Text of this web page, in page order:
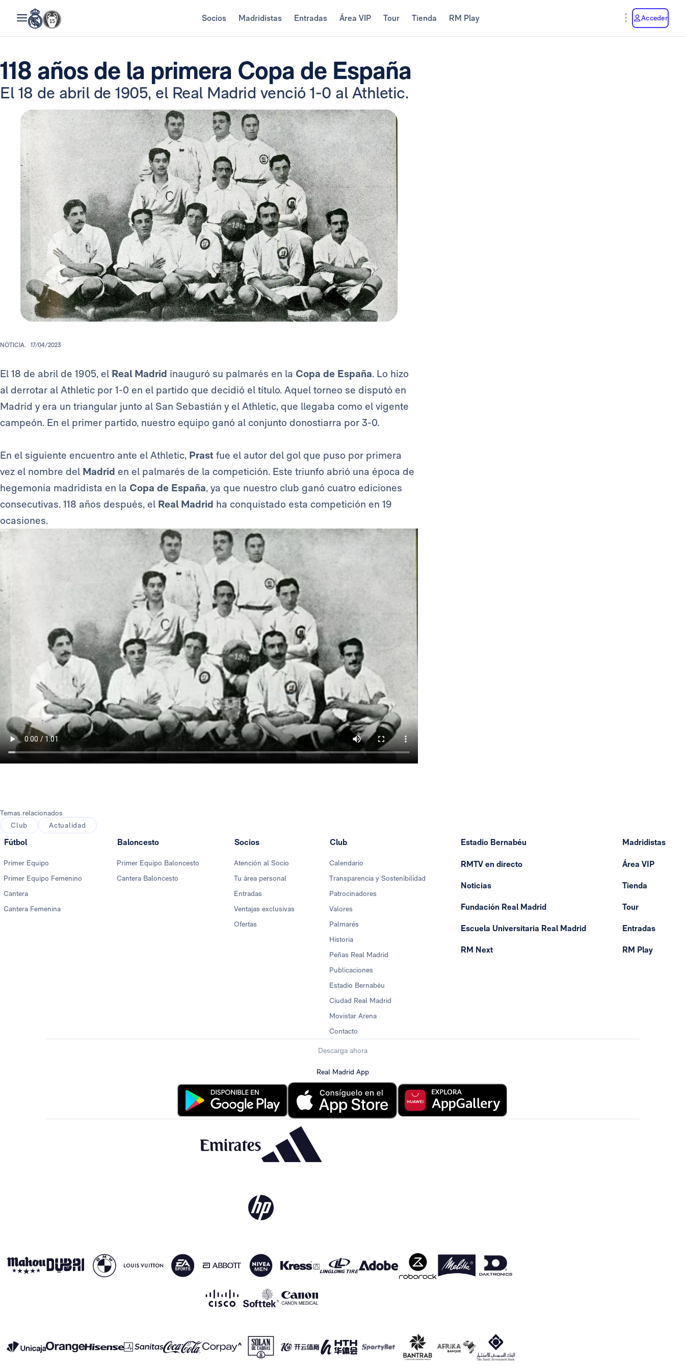
Socios Madridistas Entradas Área VIP Tour Tienda RM Play Acceder
118 años de la primera Copa de España
El 18 de abril de 1905, el Real Madrid venció 1-0 al Athletic.
NOTICIA. 17/04/2023
El 18 de abril de 1905, el Real Madrid inauguró su palmarés en la Copa de España. Lo hizo
al derrotar al Athletic por 1-0 en el partido que decidió el título. Aquel torneo se disputó en
Madrid y era un triangular junto al San Sebastián y el Athletic, que llegaba como el vigente
campeón. En el primer partido, nuestro equipo ganó al conjunto donostiarra por 3-0.
En el siguiente encuentro ante el Athletic, Prast fue el autor del gol que puso por primera
vez el nombre del Madrid en el palmarés de la competición. Este triunfo abrió una época de
hegemonía madridista en la Copa de España, ya que nuestro club ganó cuatro ediciones
consecutivas. 118 años después, el Real Madrid ha conquistado esta competición en 19
ocasiones.
Temas relacionados
Club
Actualidad
Fútbol
Primer Equipo
Primer Equipo Femenino
Cantera
Cantera Femenina
Baloncesto
Primer Equipo Baloncesto
Cantera Baloncesto
Socios
Atención al Socio
Tu área personal
Entradas
Ventajas exclusivas
Ofertas
Club
Calendario
Transparencia y Sostenibilidad
Patrocinadores
Valores
Palmarés
Historia
Peñas Real Madrid
Publicaciones
Estadio Bernabéu
Ciudad Real Madrid
Movistar Arena
Contacto
Estadio Bernabéu
RMTV en directo
Noticias
Fundación Real Madrid
Escuela Universitaria Real Madrid
RM Next
Madridistas
Área VIP
Tienda
Tour
Entradas
RM Play
Descarga ahora
Real Madrid App